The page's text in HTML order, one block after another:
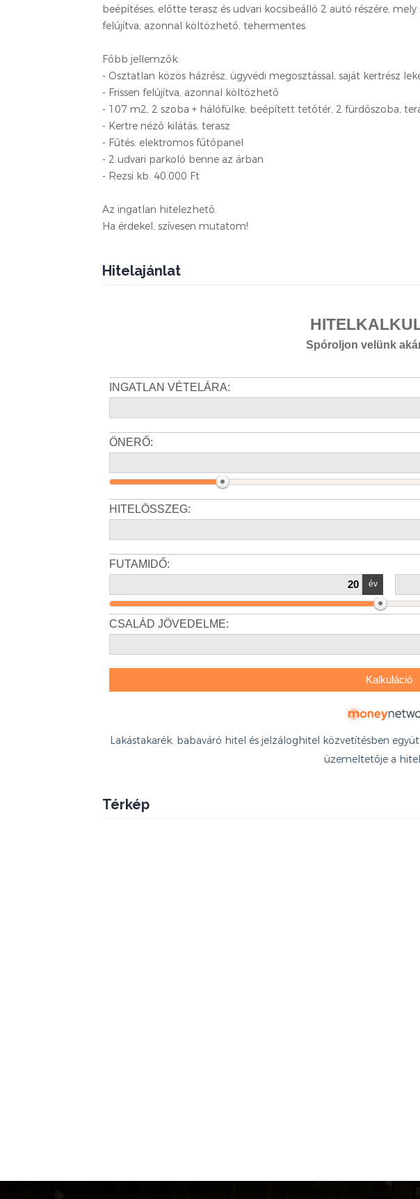
beépítéses, előtte terasz és udvari kocsibeálló 2 autó részére,
felújítva, azonnal költözhető, tehermentes.
Főbb jellemzők:
- Osztatlan közös házrész, ügyvédi megosztással, saját kertrész
- Frissen felújítva, azonnal költözhető
- 107 m2, 2 szoba + hálófülke, beépített tetőtér, 2 fürdőszoba,
- Kertre néző kilátás, terasz
- Fűtés: elektromos fűtőpanel
- 2 udvari parkoló benne az árban
- Rezsi kb. 40.000 Ft
Az ingatlan hitelezhető.
Ha érdekel, szívesen mutatom!
Hitelajánlat
Lakástakarék, babaváró hitel és jelzáloghitel közvetítésben
üzemeltetője a
Térkép